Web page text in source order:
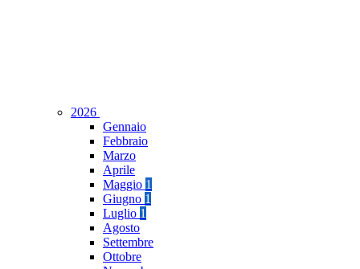
2026
Gennaio
Febbraio
Marzo
Aprile
Maggio 1
Giugno 1
Luglio 1
Agosto
Settembre
Ottobre